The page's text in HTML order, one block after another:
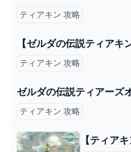
ティアキン 攻略
ティアキン 攻略
ティアキン 攻略